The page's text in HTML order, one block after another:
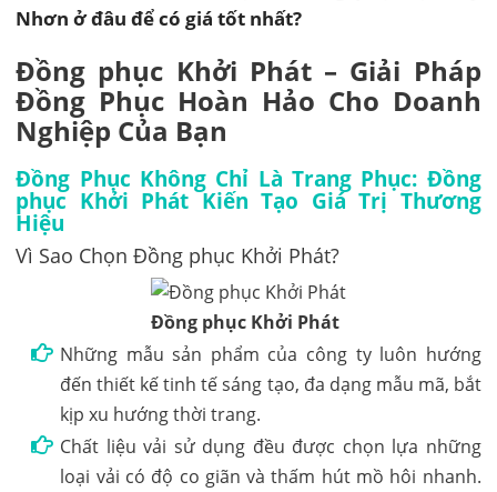
Nhơn ở đâu để có giá tốt nhất?
Đồng phục Khởi Phát – Giải Pháp
Đồng Phục Hoàn Hảo Cho Doanh
Nghiệp Của Bạn
Đồng Phục Không Chỉ Là Trang Phục: Đồng
phục Khởi Phát Kiến Tạo Giá Trị Thương
Hiệu
Vì Sao Chọn Đồng phục Khởi Phát?
Đồng phục Khởi Phát
Những mẫu sản phẩm của công ty luôn hướng
đến thiết kế tinh tế sáng tạo, đa dạng mẫu mã, bắt
kịp xu hướng thời trang.
Chất liệu vải sử dụng đều được chọn lựa những
loại vải có độ co giãn và thấm hút mồ hôi nhanh.